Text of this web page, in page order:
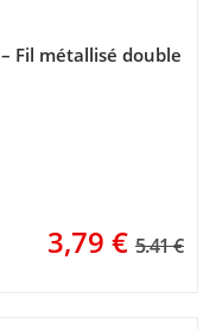
Fil métallisé double
3,79 € 5.41 €